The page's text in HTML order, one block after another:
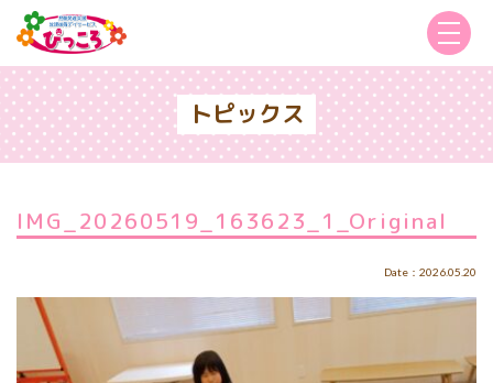
トピックス
IMG_20260519_163623_1_Original
Date：2026.05.20